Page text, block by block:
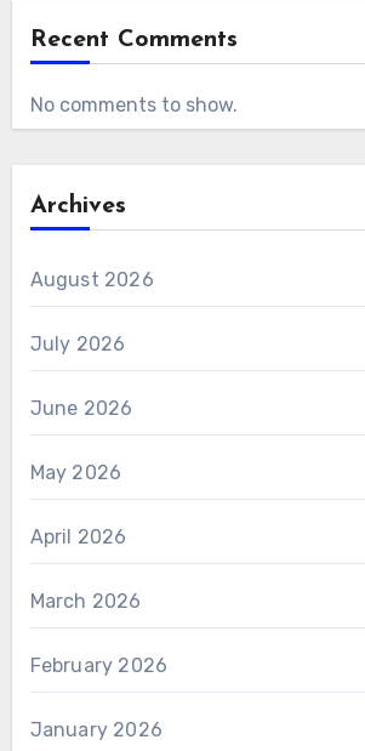
Recent Comments
No comments to show.
Archives
August 2026
July 2026
June 2026
May 2026
April 2026
March 2026
February 2026
January 2026